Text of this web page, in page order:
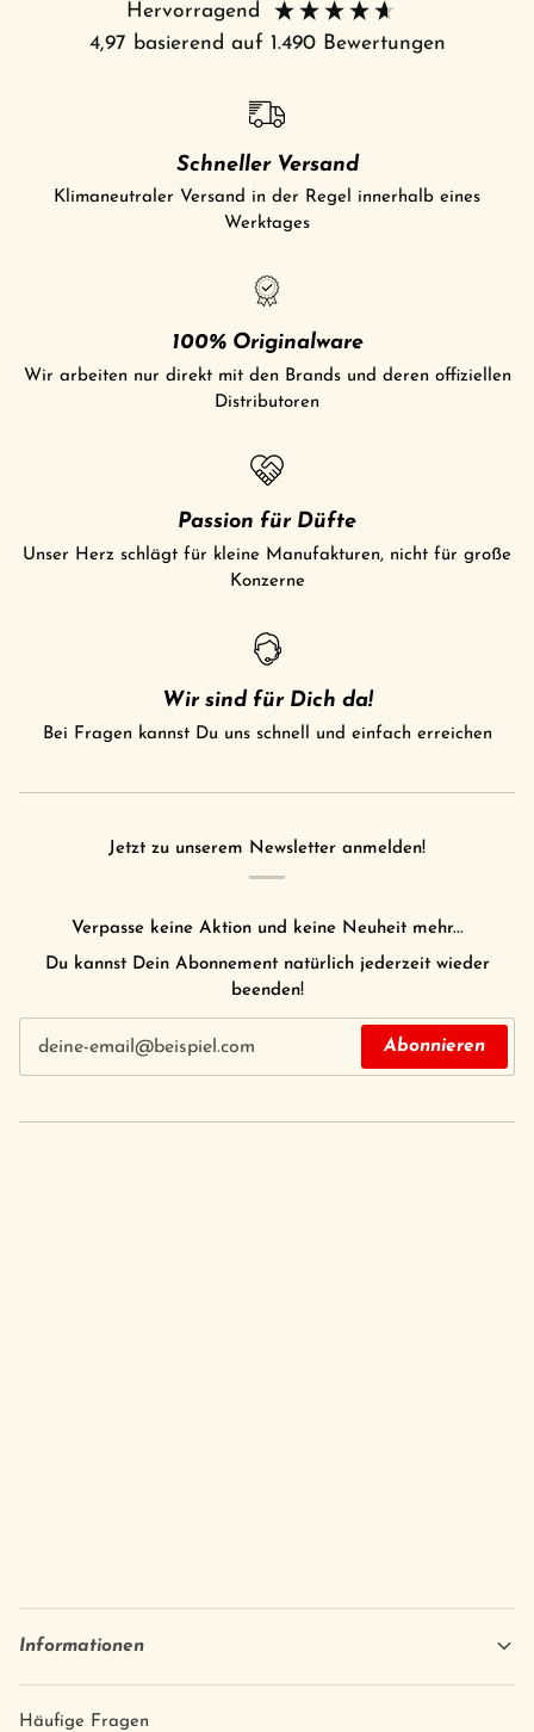
Hervorragend
4,97 basierend auf 1.490Bewertungen
Schneller Versand
Klimaneutraler Versand in der Regel innerhalb eines
Werktages
100% Originalware
Wir arbeiten nur direkt mit den Brands und deren offiziellen
Distributoren
Passion für Düfte
Unser Herz schlägt für kleine Manufakturen, nicht für große
Konzerne
Wir sind für Dich da!
Bei Fragen kannst Du uns schnell und einfach erreichen
Jetzt zu unserem Newsletter anmelden!
Verpasse keine Aktion und keine Neuheit mehr...
Du kannst Dein Abonnement natürlich jederzeit wieder
beenden!
Abonnieren
Informationen
Häufige Fragen